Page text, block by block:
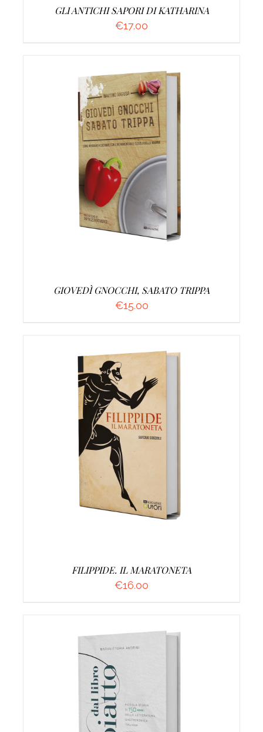
GLI ANTICHI SAPORI DI KATHARINA
€17.00
AGGIUNGI AL CARRELLO /
GIOVEDÌ GNOCCHI, SABATO TRIPPA
€15.00
AGGIUNGI AL CARRELLO
FILIPPIDE. IL MARATONETA
€16.00
AGGIUNGI AL CARRELLO